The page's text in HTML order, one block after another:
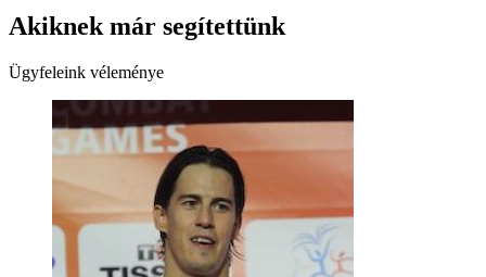
Akiknek már segítettünk
Ügyfeleink véleménye